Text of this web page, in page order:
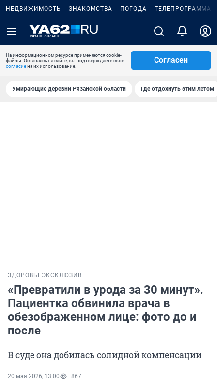
НЕДВИЖИМОСТЬ ЗНАКОМСТВА ПОГОДА ТЕЛЕПРОГРАММА
На информационном ресурсе применяются cookie-
файлы. Оставаясь на сайте, вы подтверждаете свое
согласиена их использование.
Согласен
Умирающие деревни Рязанской области Где отдохнуть этим летом
ЗДОРОВЬЕЭКСКЛЮЗИВ
«Превратили в урода за 30 минут».
Пациентка обвинила врача в
обезображенном лице: фото до и
после
В суде она добилась солидной компенсации
20 мая 2026, 13:00 867